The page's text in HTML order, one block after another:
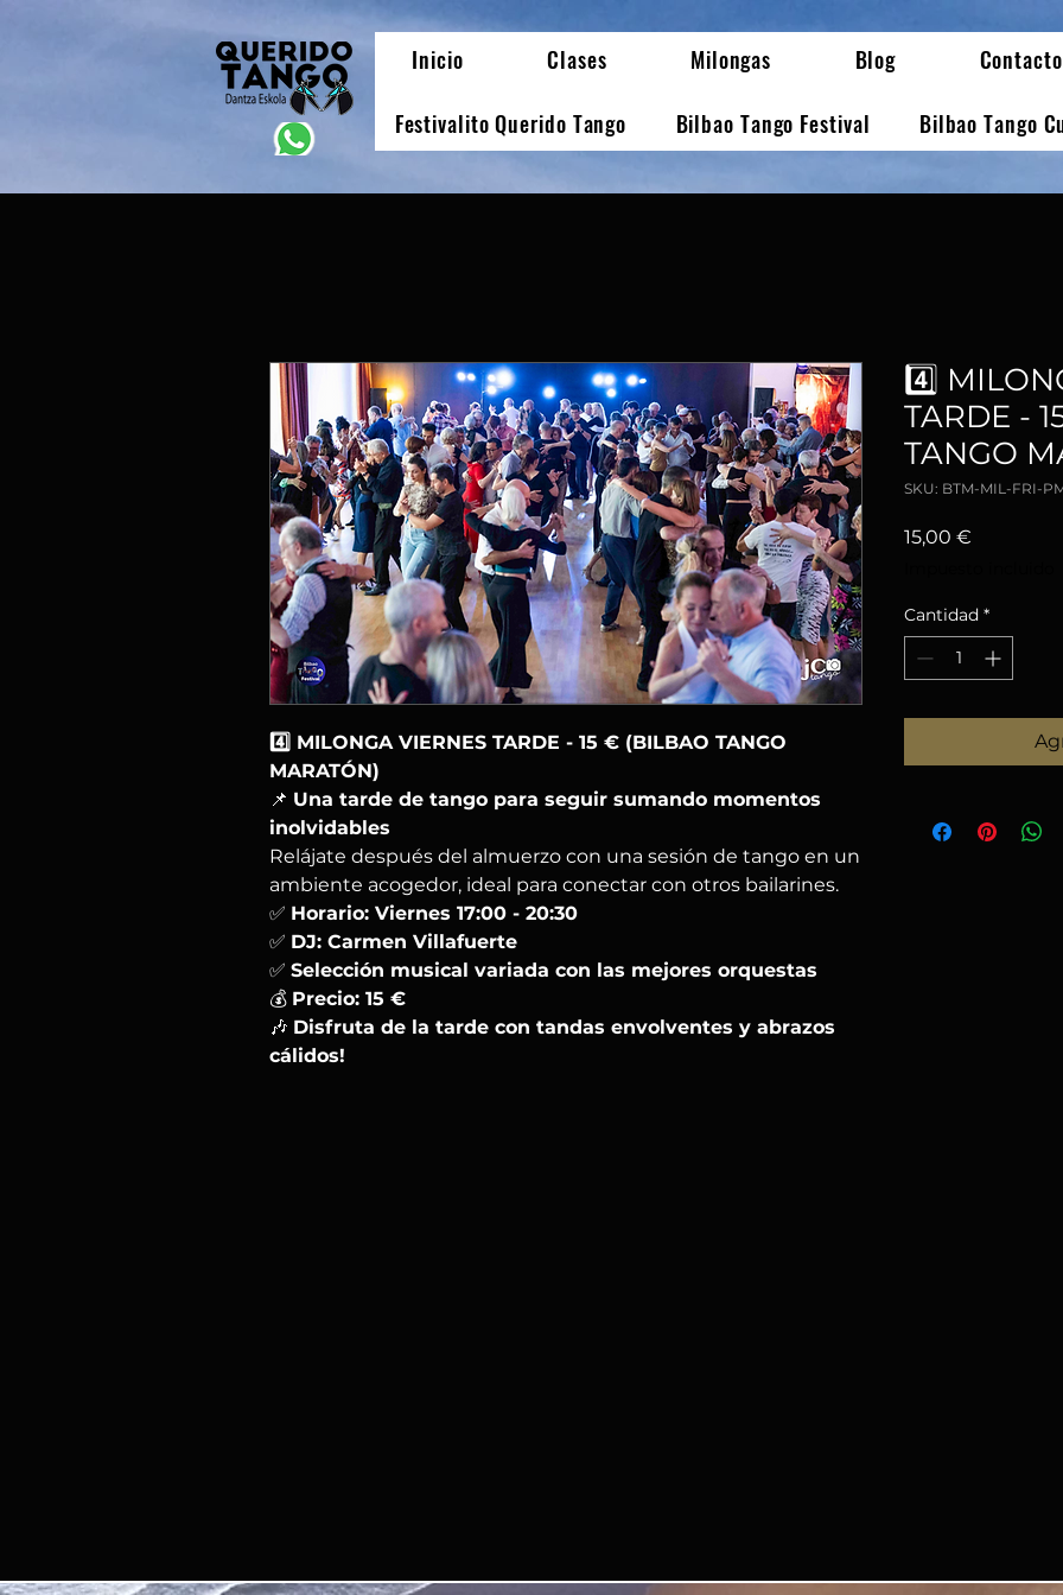
Inicio Clases Milongas Blog Contacto
Festivalito Querido Tango Bilbao Tango Festival Bilbao Tango
4️⃣ MILONGA VIERNES TARDE - 15 € (BILBAO TANGO
MARATÓN)
📌 Una tarde de tango para seguir sumando momentos
inolvidables
Relájate después del almuerzo con una sesión de tango en un
ambiente acogedor, ideal para conectar con otros bailarines.
✅ Horario: Viernes 17:00 - 20:30
✅ DJ: Carmen Villafuerte
✅ Selección musical variada con las mejores orquestas
💰 Precio: 15 €
🎶 Disfruta de la tarde con tandas envolventes y abrazos
cálidos!
4️⃣
TARDE -
TANGO
SKU: BTM-MIL-FRI-
15,00 €
Cantidad *